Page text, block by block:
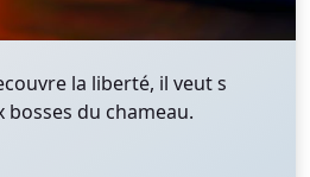
la liberté, il veut s
bosses du chameau.